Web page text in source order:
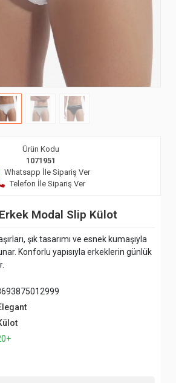
Ürün Kodu
1071951
Whatsapp İle Sipariş Ver
Telefon İle Sipariş Ver
Modal Slip Külot
şık tasarımı ve esnek kumaşıyla
Konforlu yapısıyla erkeklerin günlük